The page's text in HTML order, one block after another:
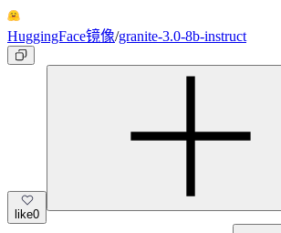
HuggingFace镜像/granite-3.0-8b-instruct
like0